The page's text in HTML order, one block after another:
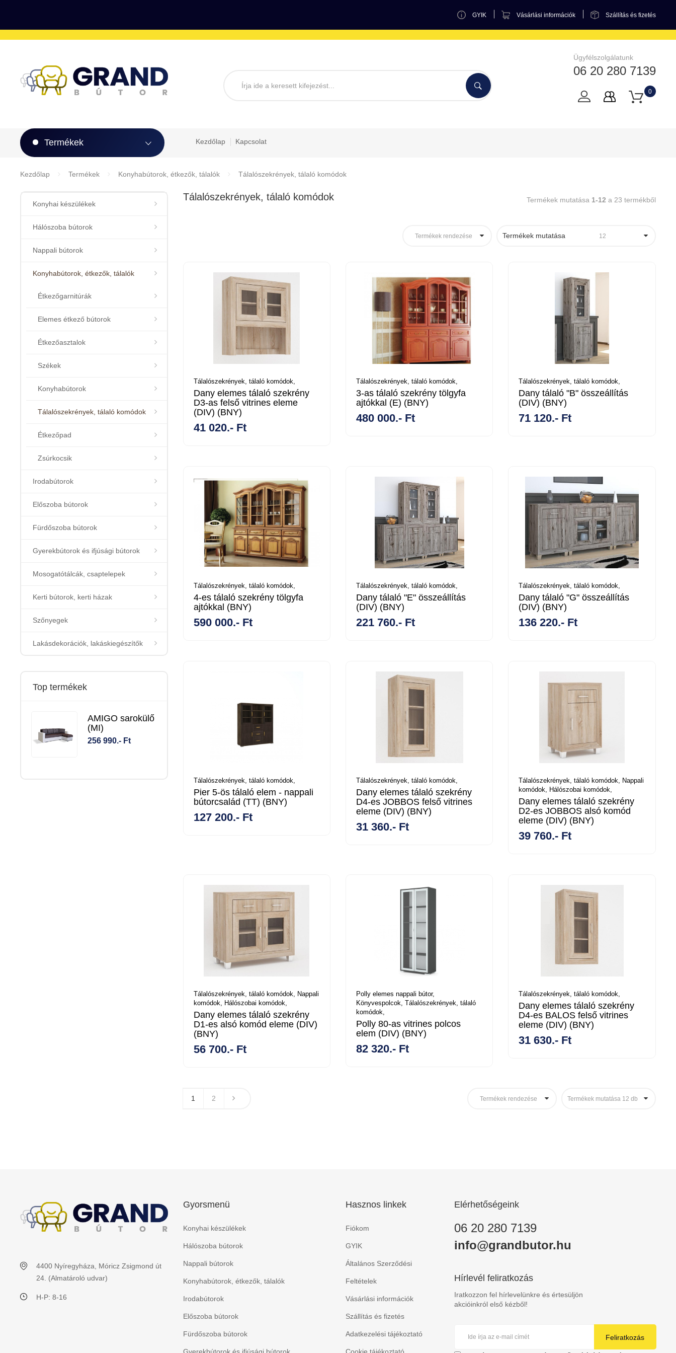
GYIK Vásárlási információk Szállítás és fizetés
Ügyfélszolgálatunk
06 20 280 7139
0
Termékek Kezdőlap Kapcsolat
Kezdőlap Termékek Konyhabútorok, étkezők, tálalók Tálalószekrények, tálaló komódok
Konyhai készülékek
Hálószoba bútorok
Nappali bútorok
Konyhabútorok, étkezők, tálalók
Étkezőgarnitúrák
Elemes étkező bútorok
Étkezőasztalok
Székek
Konyhabútorok
Tálalószekrények, tálaló komódok
Étkezőpad
Zsúrkocsik
Irodabútorok
Előszoba bútorok
Fürdőszoba bútorok
Gyerekbútorok és ifjúsági bútorok
Mosogatótálcák, csaptelepek
Kerti bútorok, kerti házak
Szőnyegek
Lakásdekorációk, lakáskiegészítők
Top termékek
AMIGO sarokülő
(MI)
256 990.- Ft
Tálalószekrények, tálaló komódok Termékek mutatása 1-12 a 23 termékből
Termékek rendezése Termékek mutatása 12
Tálalószekrények, tálaló komódok,
Dany elemes tálaló szekrény
D3-as felső vitrines eleme
(DIV) (BNY)
41 020.- Ft
Tálalószekrények, tálaló komódok,
3-as tálaló szekrény tölgyfa
ajtókkal (E) (BNY)
480 000.- Ft
Tálalószekrények, tálaló komódok,
Dany tálaló "B" összeállítás
(DIV) (BNY)
71 120.- Ft
Tálalószekrények, tálaló komódok,
4-es tálaló szekrény tölgyfa
ajtókkal (BNY)
590 000.- Ft
Tálalószekrények, tálaló komódok,
Dany tálaló "E" összeállítás
(DIV) (BNY)
221 760.- Ft
Tálalószekrények, tálaló komódok,
Dany tálaló "G" összeállítás
(DIV) (BNY)
136 220.- Ft
Tálalószekrények, tálaló komódok,
Pier 5-ös tálaló elem - nappali
bútorcsalád (TT) (BNY)
127 200.- Ft
Tálalószekrények, tálaló komódok,
Dany elemes tálaló szekrény
D4-es JOBBOS felső vitrines
eleme (DIV) (BNY)
31 360.- Ft
Tálalószekrények, tálaló komódok, Nappali
komódok, Hálószobai komódok,
Dany elemes tálaló szekrény
D2-es JOBBOS alsó komód
eleme (DIV) (BNY)
39 760.- Ft
Tálalószekrények, tálaló komódok, Nappali
komódok, Hálószobai komódok,
Dany elemes tálaló szekrény
D1-es alsó komód eleme (DIV)
(BNY)
56 700.- Ft
Polly elemes nappali bútor,
Könyvespolcok, Tálalószekrények, tálaló
komódok,
Polly 80-as vitrines polcos
elem (DIV) (BNY)
82 320.- Ft
Tálalószekrények, tálaló komódok,
Dany elemes tálaló szekrény
D4-es BALOS felső vitrines
eleme (DIV) (BNY)
31 630.- Ft
1 2 Termékek rendezése Termékek mutatása 12 db
4400 Nyíregyháza, Móricz Zsigmond út
24. (Almatároló udvar)
H-P: 8-16
Gyorsmenü
Konyhai készülékek
Hálószoba bútorok
Nappali bútorok
Konyhabútorok, étkezők, tálalók
Irodabútorok
Előszoba bútorok
Fürdőszoba bútorok
Hasznos linkek
Fiókom
GYIK
Általános Szerződési
Feltételek
Vásárlási információk
Szállítás és fizetés
Adatkezelési tájékoztató
Elérhetőségeink
06 20 280 7139
info@grandbutor.hu
Hírlevél feliratkozás
Iratkozzon fel hírlevelünkre és értesüljön
akcióinkról első kézből!
Feliratkozás